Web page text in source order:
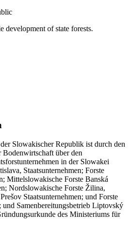
development of state forests.
Slowakischer Republik ist durch den
über den
in der Slowakei
Staatsunternehmen; Forste
Mittelslowakische Forste Banská
Nordslowakische Forste Žilina,
Staatsunternehmen; und Forste
und Samenbereitungsbetrieb Liptovský
des Ministeriums für